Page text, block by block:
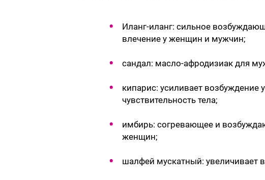
Иланг-иланг: сильное
влечение у женщин и мужчин;
сандал: масло-афродизиак для
кипарис: усиливает
чувствительность тела;
имбирь: согревающее и
женщин;
шалфей мускатный: увеличивает